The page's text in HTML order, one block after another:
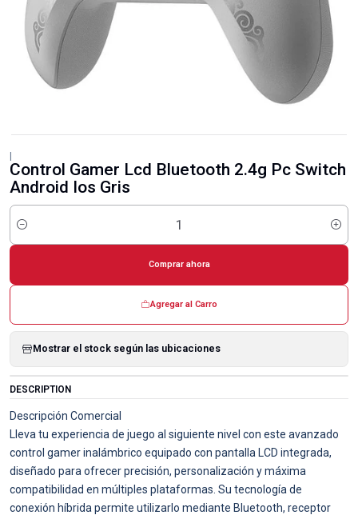
Control Gamer Lcd Bluetooth 2.4g Pc Switch
Android Ios Gris
Cantidad
Agregar al Carro
Comprar ahora
Mostrar el stock según las ubicaciones
DESCRIPTION
Descripción Comercial
Lleva tu experiencia de juego al siguiente nivel con este avanzado
control gamer inalámbrico equipado con pantalla LCD integrada,
diseñado para ofrecer precisión, personalización y máxima
compatibilidad en múltiples plataformas. Su tecnología de
conexión híbrida permite utilizarlo mediante Bluetooth, receptor